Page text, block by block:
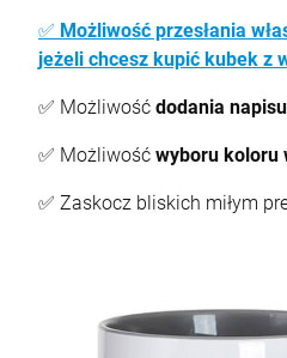
✅ Możliwość przesłania
jeżeli chcesz kupić kubek z
✅ Możliwość dodania napisu
✅ Możliwość wyboru koloru
✅ Zaskocz bliskich miłym